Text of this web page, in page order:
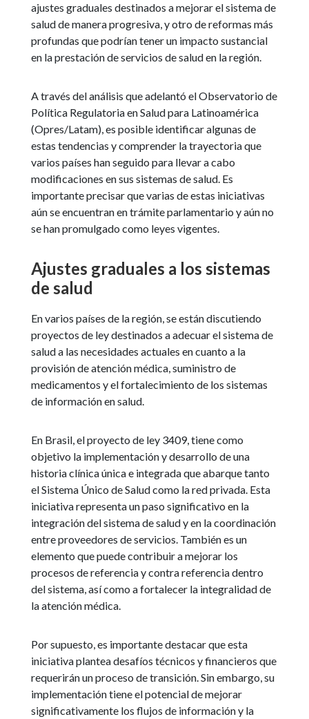
ajustes graduales destinados a mejorar el sistema de
salud de manera progresiva, y otro de reformas más
profundas que podrían tener un impacto sustancial
en la prestación de servicios de salud en la región.
A través del análisis que adelantó el Observatorio de
Política Regulatoria en Salud para Latinoamérica
(Opres/Latam), es posible identificar algunas de
estas tendencias y comprender la trayectoria que
varios países han seguido para llevar a cabo
modificaciones en sus sistemas de salud. Es
importante precisar que varias de estas iniciativas
aún se encuentran en trámite parlamentario y aún no
se han promulgado como leyes vigentes.
Ajustes graduales a los sistemas
de salud
En varios países de la región, se están discutiendo
proyectos de ley destinados a adecuar el sistema de
salud a las necesidades actuales en cuanto a la
provisión de atención médica, suministro de
medicamentos y el fortalecimiento de los sistemas
de información en salud.
En Brasil, el proyecto de ley 3409, tiene como
objetivo la implementación y desarrollo de una
historia clínica única e integrada que abarque tanto
el Sistema Único de Salud como la red privada. Esta
iniciativa representa un paso significativo en la
integración del sistema de salud y en la coordinación
entre proveedores de servicios. También es un
elemento que puede contribuir a mejorar los
procesos de referencia y contra referencia dentro
del sistema, así como a fortalecer la integralidad de
la atención médica.
Por supuesto, es importante destacar que esta
iniciativa plantea desafíos técnicos y financieros que
requerirán un proceso de transición. Sin embargo, su
implementación tiene el potencial de mejorar
significativamente los flujos de información y la